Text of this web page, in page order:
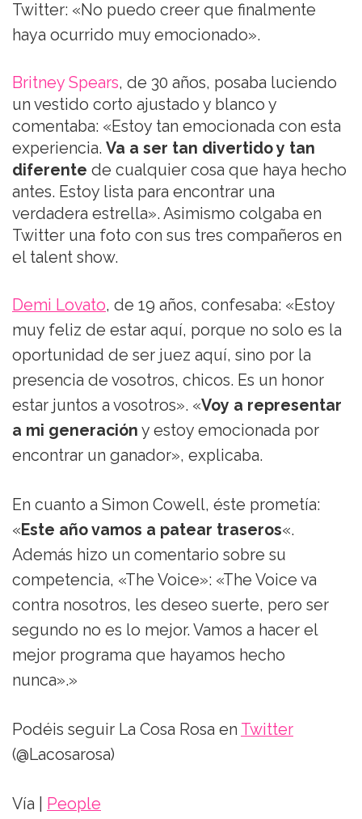
Twitter: «No puedo creer que finalmente
haya ocurrido muy emocionado».
Britney Spears, de 30 años, posaba luciendo
un vestido corto ajustado y blanco y
comentaba: «Estoy tan emocionada con esta
experiencia. Va a ser tan divertido y tan
diferente de cualquier cosa que haya hecho
antes. Estoy lista para encontrar una
verdadera estrella». Asimismo colgaba en
Twitter una foto con sus tres compañeros en
el talent show.
Demi Lovato, de 19 años, confesaba: «Estoy
muy feliz de estar aquí, porque no solo es la
oportunidad de ser juez aquí, sino por la
presencia de vosotros, chicos. Es un honor
estar juntos a vosotros». «Voy a representar
a mi generación y estoy emocionada por
encontrar un ganador», explicaba.
En cuanto a Simon Cowell, éste prometía:
«Este año vamos a patear traseros«.
Además hizo un comentario sobre su
competencia, «The Voice»: «The Voice va
contra nosotros, les deseo suerte, pero ser
segundo no es lo mejor. Vamos a hacer el
mejor programa que hayamos hecho
nunca».»
Podéis seguir La Cosa Rosa en Twitter
(@Lacosarosa)
Vía |
People